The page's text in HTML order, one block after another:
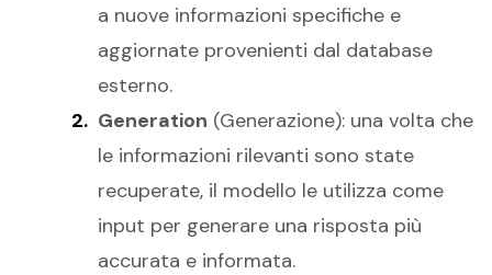
a nuove informazioni specifiche e
aggiornate provenienti dal database
esterno.
Generation (Generazione): una volta che
le informazioni rilevanti sono state
recuperate, il modello le utilizza come
input per generare una risposta più
accurata e informata.